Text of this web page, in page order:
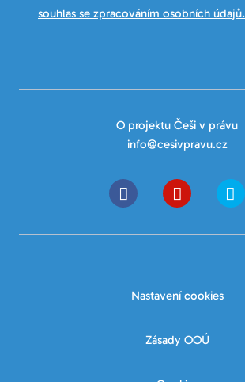
souhlas se zpracováním osobních údajů.
O projektu Češi v právu
info@cesivpravu.cz
Nastavení cookies
Zásady OOÚ